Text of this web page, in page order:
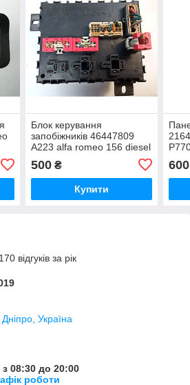
Блок керування
запобіжників 46447809
A223 alfa romeo 156 diesel
500₴
Купити
600
відгуків за рік
Україна
08:30 до 20:00
роботи